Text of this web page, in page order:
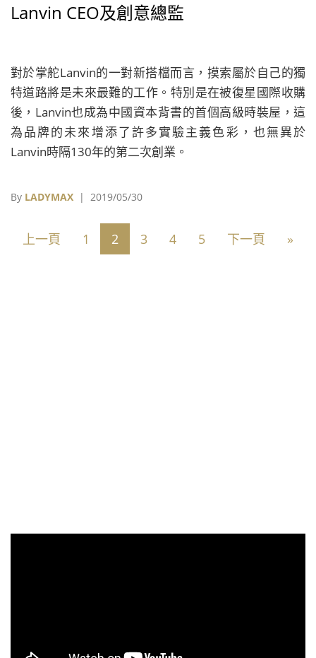
Lanvin CEO及創意總監
對於掌舵Lanvin的一對新搭檔而言，摸索屬於自己的獨
特道路將是未來最難的工作。特別是在被復星國際收購
後，Lanvin也成為中國資本背書的首個高級時裝屋，這
為品牌的未來增添了許多實驗主義色彩，也無異於
Lanvin時隔130年的第二次創業。
By LADYMAX | 2019/05/30
上一頁 1 2 3 4 5 下一頁 »